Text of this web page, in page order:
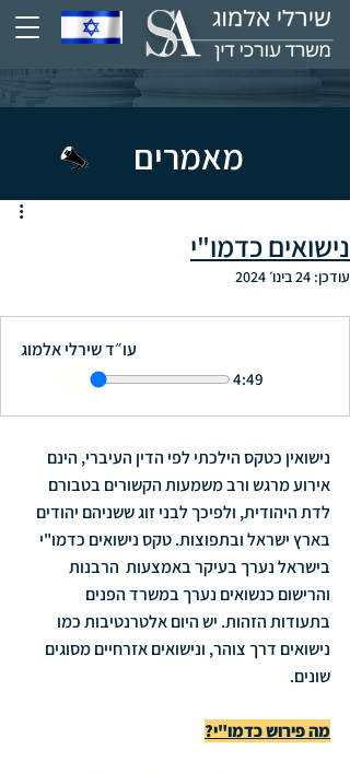
מאמרים
נישואים כדמו"י
עודכן: 24 בינו׳ 2024
עו״ד שירלי אלמוג
4:49
נישואין כטקס הילכתי לפי הדין העיברי, הינם
אירוע מרגש ורב משמעות הקשורים בטבורם
לדת היהודית, ולפיכך לבני זוג ששניהם יהודים
בארץ ישראל ובתפוצות. טקס נישואים כדמו"י
בישראל נערך בעיקר באמצעות  הרבנות
והרישום כנשואים נערך במשרד הפנים
בתעודות הזהות. יש היום אלטרנטיבות כמו
נישואים דרך צוהר, ונישואים אזרחיים מסוגים
שונים.
מה פירוש כדמו"י?